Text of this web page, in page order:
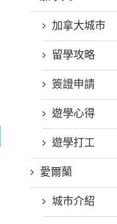
加拿大城市
留學攻略
簽證申請
遊學心得
遊學打工
愛爾蘭
城市介紹